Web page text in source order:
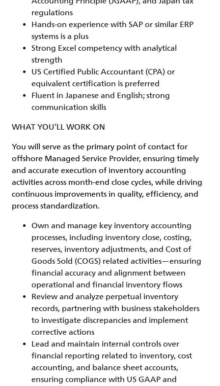
regulations
Hands‑on experience with SAP or similar ERP
systems is a plus
Strong Excel competency with analytical
strength
US Certified Public Accountant (CPA) or
equivalent certification is preferred
Fluent in Japanese and English; strong
communication skills
WHAT YOU’LL WORK ON
You will serve as the primary point of contact for
offshore Managed Service Provider, ensuring timely
and accurate execution of inventory accounting
activities across month-end close cycles, while driving
continuous improvements in quality, efficiency, and
process standardization.
Own and manage key inventory accounting
processes, including inventory close, costing,
reserves, inventory adjustments, and Cost of
Goods Sold (COGS) related activities—ensuring
financial accuracy and alignment between
operational and financial inventory flows
Review and analyze perpetual inventory
records, partnering with business stakeholders
to investigate discrepancies and implement
corrective actions
Lead and maintain internal controls over
financial reporting related to inventory, cost
accounting, and balance sheet accounts,
ensuring compliance with US GAAP and